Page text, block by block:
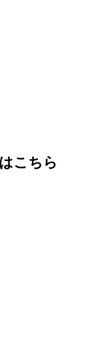
こちら